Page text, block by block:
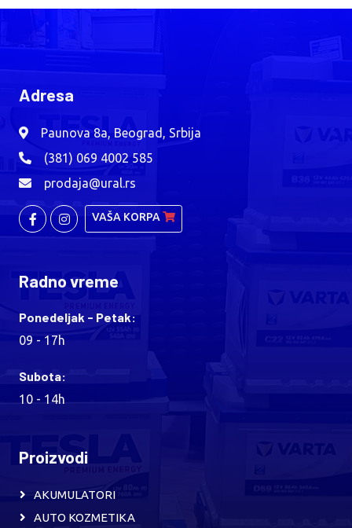
Adresa
Paunova 8a, Beograd, Srbija
(381) 069 4002 585
prodaja@ural.rs
VAŠA KORPA
Radno vreme
Ponedeljak - Petak:
09 - 17h
Subota:
10 - 14h
Proizvodi
AKUMULATORI
AUTO KOZMETIKA